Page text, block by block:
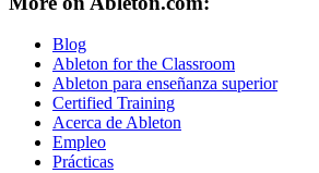
Blog
Ableton for the Classroom
Ableton para enseñanza superior
Certified Training
Acerca de Ableton
Empleo
Prácticas